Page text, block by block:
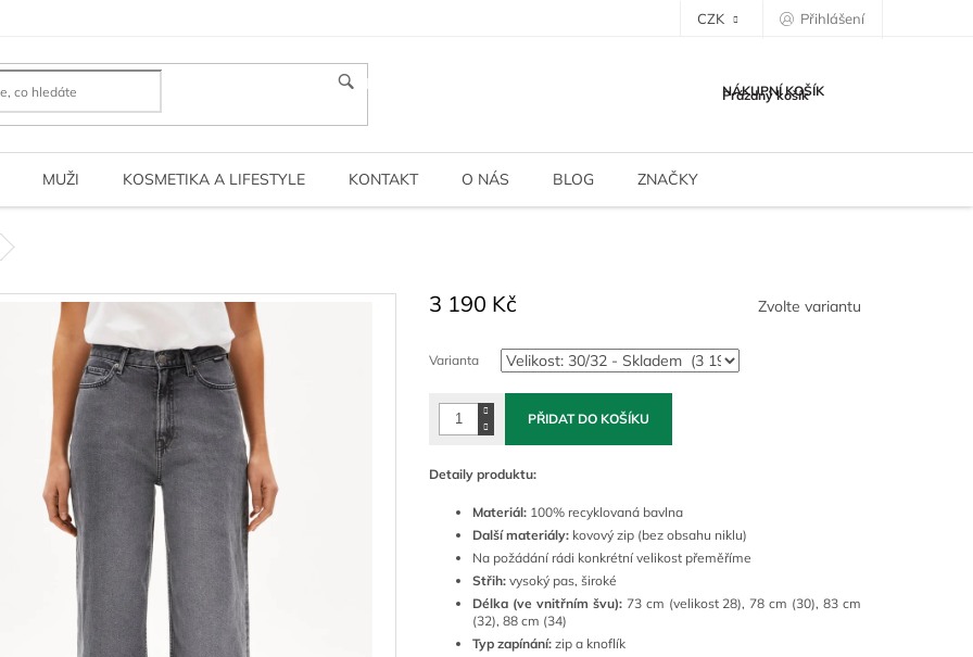
CZK Přihlášení
HLEDAT NÁKUPNÍ KOŠÍK
Prázdný košík
MUŽI KOSMETIKA A LIFESTYLE KONTAKT O NÁS BLOG ZNAČKY
3 190 Kč
cena:
Zvolte variantu
Varianta
PŘIDAT DO KOŠÍKU
Detaily produktu:
Materiál: 100% recyklovaná bavlna
Další materiály: kovový zip (bez obsahu niklu)
Na požádání rádi konkrétní velikost přeměříme
Střih: vysoký pas, široké
Délka (ve vnitřním švu): 73 cm (velikost 28), 78 cm (30), 83 cm
(32), 88 cm (34)
Typ zapínání: zip a knoflík